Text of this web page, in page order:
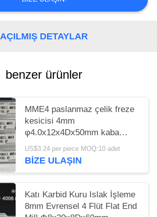
AÇILMIŞ DETAYLAR
benzer ürünler
MME4 paslanmaz çelik freze
kesicisi 4mm
φ4.0x12x4Dx50mm kaba
bitirme sertliği HRC55-60
US$3.24 per piece MOQ:10 adet
BIZE ULAŞIN
Katı Karbid Kuru Islak İşleme
8mm Evrensel 4 Flüt Flat End